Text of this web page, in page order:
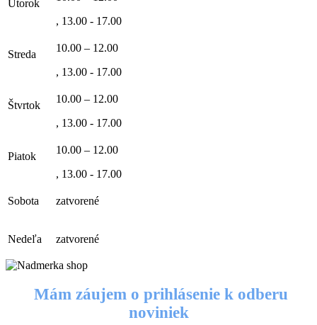
Utorok
, 13.00 - 17.00
Streda
10.00 – 12.00
, 13.00 - 17.00
Štvrtok
10.00 – 12.00
, 13.00 - 17.00
Piatok
10.00 – 12.00
, 13.00 - 17.00
Sobota zatvorené
Nedeľa zatvorené
Mám záujem o prihlásenie k odberu
noviniek